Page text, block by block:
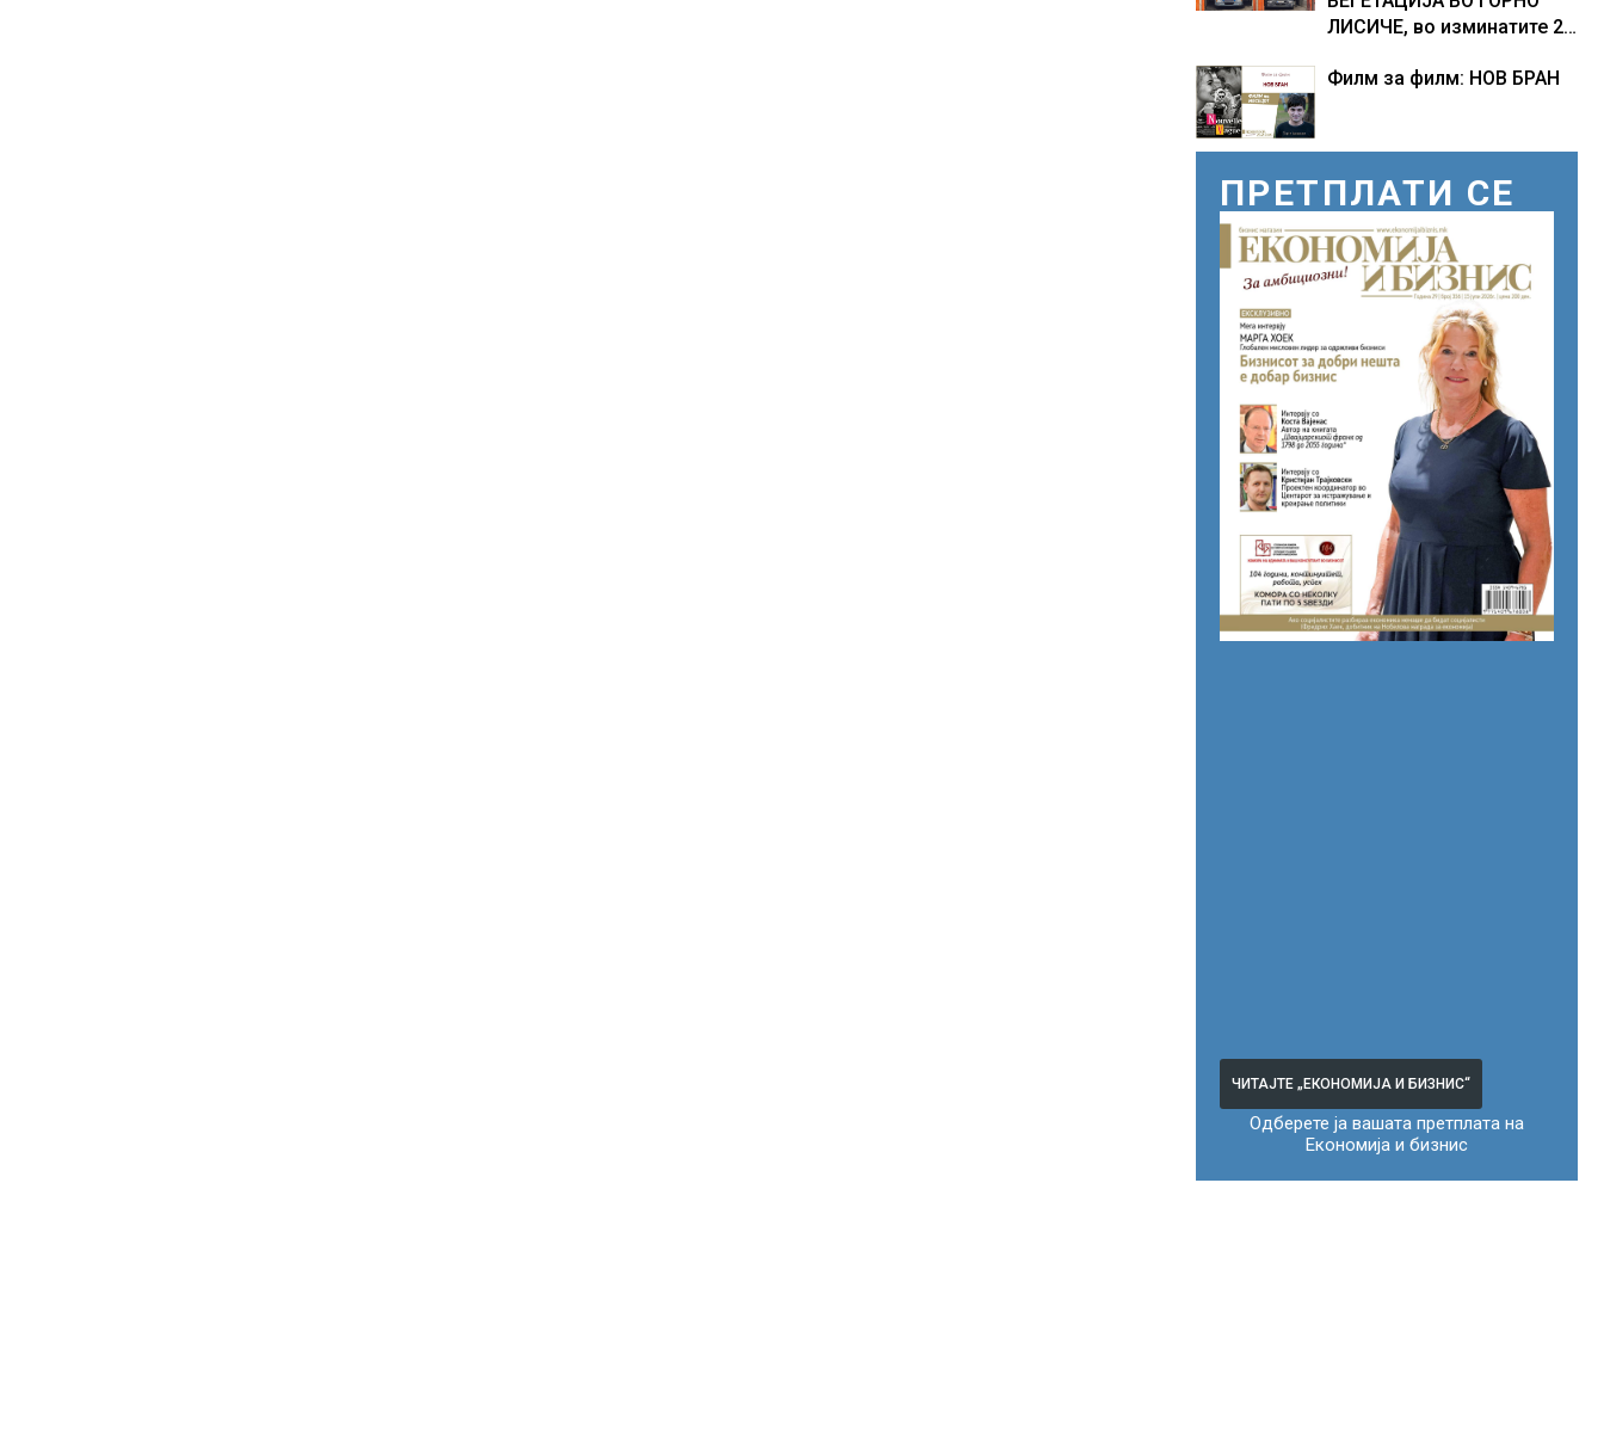
ЛИСИЧЕ, во изминатите 24
отворено
Филм за филм: НОВ БРАН
ПРЕТПЛАТИ СЕ
ЧИТАЈТЕ „ЕКОНОМИЈА И БИЗНИС“
Одберете ја вашата претплата на
Економија и бизнис